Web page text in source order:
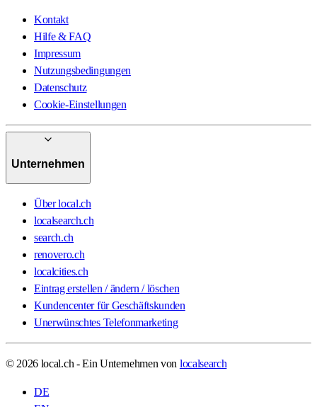
Kontakt
Hilfe & FAQ
Impressum
Nutzungsbedingungen
Datenschutz
Cookie-Einstellungen
Unternehmen
Über local.ch
localsearch.ch
search.ch
renovero.ch
localcities.ch
Eintrag erstellen / ändern / löschen
Kundencenter für Geschäftskunden
Unerwünschtes Telefonmarketing
© 2026 local.ch - Ein Unternehmen von localsearch
DE